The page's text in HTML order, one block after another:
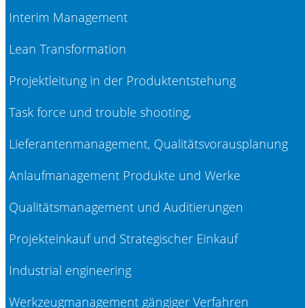
Interim Management
Lean Transformation
Projektleitung in der Produktentstehung
Task force und trouble shooting,
Lieferantenmanagement, Qualitätsvorausplanung
Anlaufmanagement Produkte und Werke
Qualitätsmanagement und Auditierungen
Projekteinkauf und Strategischer Einkauf
Industrial engineering
Werkzeugmanagement gängiger Verfahren